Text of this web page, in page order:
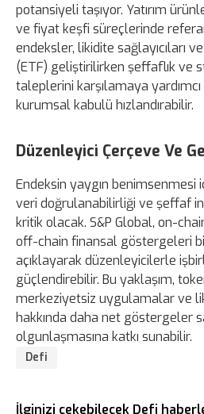
potansiyeli taşıyor. Yatırım
ve fiyat keşfi süreçlerinde
endeksler, likidite sağlayıcıları
(ETF) geliştirilirken şeffaflık ve
taleplerini karşılamaya
kurumsal kabulü hızlandırabilir.
Düzenleyici Çerçeve Ve
Endeksin yaygın benimsenmesi
veri doğrulanabilirliği ve şeffaf
kritik olacak. S&P Global, on-
off-chain finansal göstergeleri
açıklayarak düzenleyicilerle
güçlendirebilir. Bu yaklaşım,
merkeziyetsiz uygulamalar ve
hakkında daha net göstergeler
olgunlaşmasına katkı sunabilir.
Defi
İlginizi çekebilecek Defi